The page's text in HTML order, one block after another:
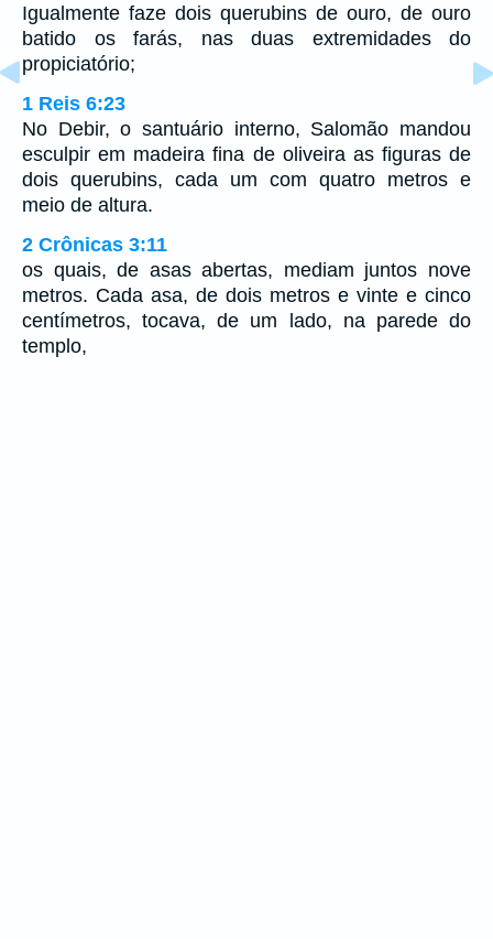
Igualmente faze dois querubins de ouro, de ouro
batido os farás, nas duas extremidades do
propiciatório;
1 Reis 6:23
No Debir, o santuário interno, Salomão mandou
esculpir em madeira fina de oliveira as figuras de
dois querubins, cada um com quatro metros e
meio de altura.
2 Crônicas 3:11
os quais, de asas abertas, mediam juntos nove
metros. Cada asa, de dois metros e vinte e cinco
centímetros, tocava, de um lado, na parede do
templo,